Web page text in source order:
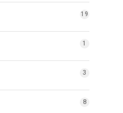
19
1
3
8